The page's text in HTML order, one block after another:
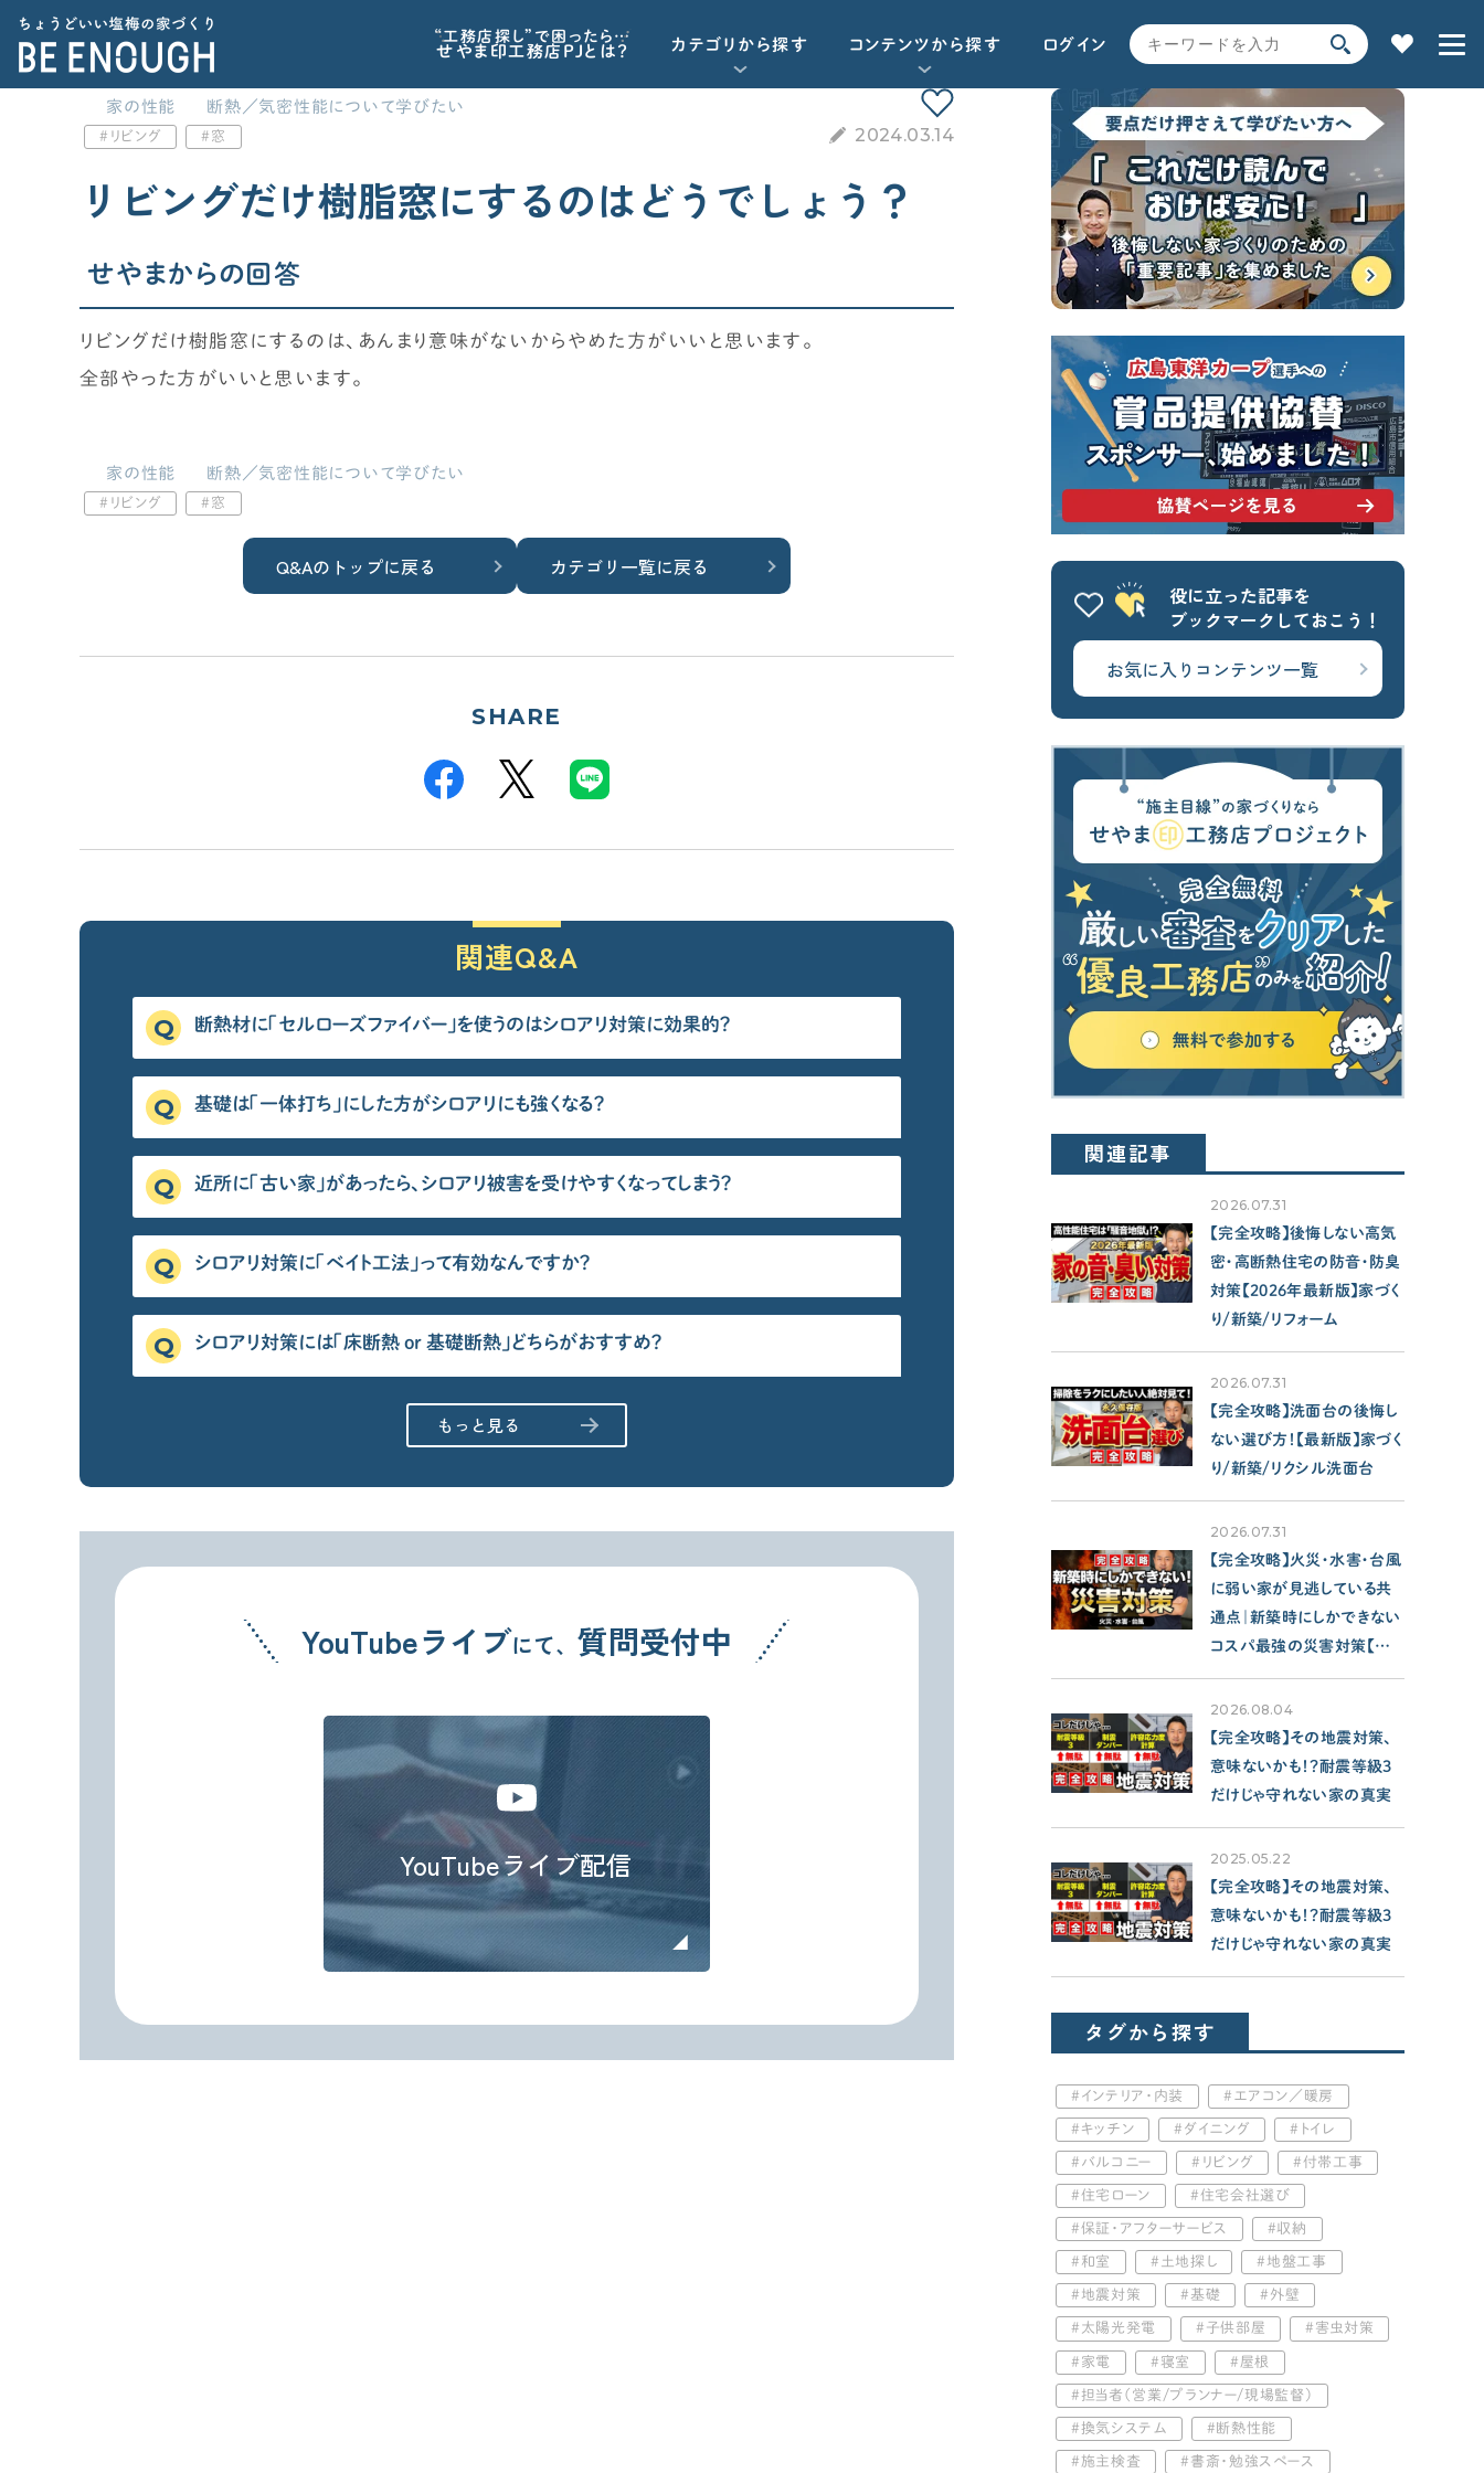
“工務店探し”で困ったら…
せやま印工務店PJとは？ カテゴリから探す
家の性能
標準仕様 土地探し
時事ネタ・裏話
コンテンツから探す
記事で学ぶ 動画で学ぶ Q&Aで学ぶ 用語解説で学ぶ
ログイン
CATEGORY
カテゴリから探す
家づくりに必要な心構えを知りたい
「住宅ローン」について学びたい
家の性能
断熱／気密性能について学びたい
換気システムについて学びたい
太陽光発電について学びたい
標準仕様のチェック方法を知りたい
家づくりの補助金情報を知りたい
時事ネタ・裏話
せやまの活動・ミッション
SEARCH
キーワードから探す
サイト内検索
よく使われるキーワード
せやま基準 UA値 断熱基準
省エネ基準 C値 気密性能
付帯工事 換気システム エアコン
太陽光パネル 一階完結型
アルミ樹脂複合サッシ
CONTENTS
コンテンツから探す
記事で学ぶ
動画で学ぶ
Q&Aで学ぶ
用語解説で学ぶ
SUPPORT
サポート
OTHER
せやまのきもち
工務店の方へ
各種メディアのみなさまへ
【クルー専用】ログインページ
家の性能 断熱／気密性能について学びたい
リビング 窓 2024.03.14
リビングだけ樹脂窓にするのはどうでしょう？
せやまからの回答
リビングだけ樹脂窓にするのは、あんまり意味がないからやめた方がいいと思います。
全部やった方がいいと思います。
家の性能 断熱／気密性能について学びたい
リビング 窓
Q&Aのトップに戻る カテゴリ一覧に戻る
SHARE
関連Q&A
断熱材に「セルローズファイバー」を使うのはシロアリ対策に効果的？
基礎は「一体打ち」にした方がシロアリにも強くなる？
近所に「古い家」があったら、シロアリ被害を受けやすくなってしまう？
シロアリ対策に「ベイト工法」って有効なんですか？
シロアリ対策には「床断熱 or 基礎断熱」どちらがおすすめ？
もっと見る
YouTubeライブにて、 質問受付中
YouTubeライブ配信
役に立った記事を
ブックマークしておこう！
お気に入りコンテンツ一覧
関連記事
2026.07.31
【完全攻略】後悔しない高気
密・高断熱住宅の防音・防臭
対策【2026年最新版】家づく
り/新築/リフォーム
2026.07.31
【完全攻略】洗面台の後悔し
ない選び方！【最新版】家づく
り/新築/リクシル洗面台
2026.07.31
【完全攻略】火災・水害・台風
に弱い家が見逃している共
通点｜新築時にしかできない
コスパ最強の災害対策【注
文住宅/性能/保険】
2026.08.04
【完全攻略】その地震対策、
意味ないかも！？耐震等級3
だけじゃ守れない家の真実
2025.05.22
【完全攻略】その地震対策、
意味ないかも！？耐震等級3
だけじゃ守れない家の真実
タグから探す
インテリア・内装 エアコン／暖房
キッチン ダイニング トイレ
バルコニー リビング 付帯工事
住宅ローン 住宅会社選び
保証・アフターサービス 収納
和室 土地探し 地盤工事
地震対策 基礎 外壁
太陽光発電 子供部屋 害虫対策
家電 寝室 屋根
担当者（営業/プランナー/現場監督）
換気システム 断熱性能
施主検査 書斎・勉強スペース